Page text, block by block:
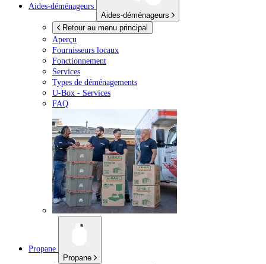
Aides-déménageurs
Aides-déménageurs
Retour au menu principal
Aperçu
Fournisseurs locaux
Fonctionnement
Services
Types de déménagements
U-Box - Services
FAQ
Propane
Propane